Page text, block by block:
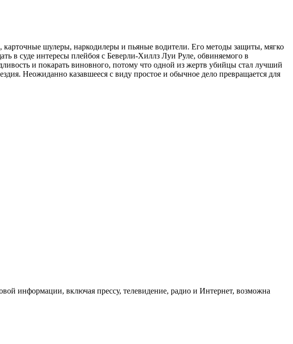
шулеры, наркодилеры и пьяные водители. Его методы защиты, мягко
в суде интересы плейбоя с Беверли-Хиллз Луи Руле, обвиняемого в
и покарать виновного, потому что одной из жертв убийцы стал лучший
Неожиданно казавшееся с виду простое и обычное дело превращается для
информации, включая прессу, телевидение, радио и Интернет, возможна